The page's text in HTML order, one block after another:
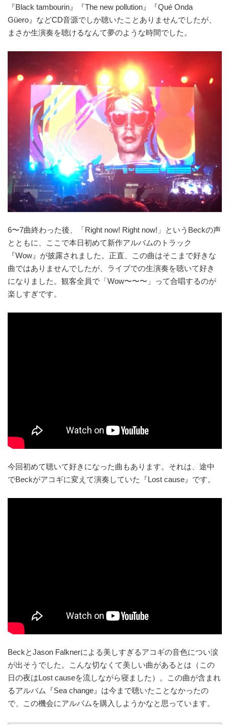
『Black tambourin』『The new pollution』『Qué Onda
Güero』などCD音源でしか聴いたことありませんでしたが、
まさか生演奏を聴けるなんて夢のような時間でした。
6〜7曲終わった後、「Right now! Right now!」というBeckの声
とともに、ここで本日初めて新作アルバムのトラック
『Wow』が披露されました。正直、この曲はそこまで好きな
曲ではありませんでしたが、ライブでの生演奏を聴いて好き
になりました。観客全員で「Wow〜〜〜」って合唱するのが
楽しすぎです。
今回初めて聴いて好きになった曲もあります。それは、途中
でBeckがアコギに変えて演奏していた『Lost cause』です。
BeckとJason Falknerによる美しすぎるアコギの音色につい涙
が出そうでした。こんな切なくて美しい曲があるとは（この
日の夜はLost causeを流しながら寝ました）。この曲が含まれ
るアルバム『Sea change』は今まで聴いたことなかったの
で、この機会にアルバムを購入しようかなと思っています。